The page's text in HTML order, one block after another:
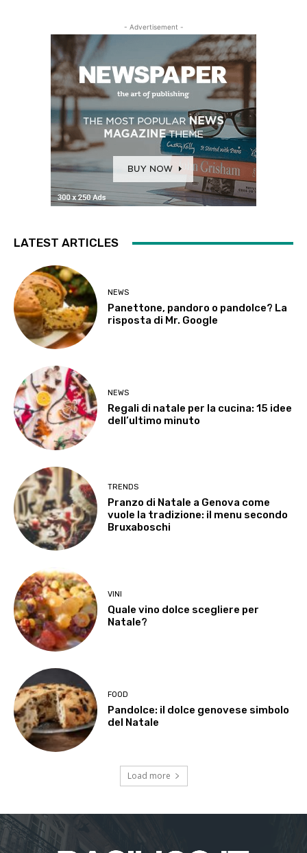
- Advertisement -
LATEST ARTICLES
NEWS
Panettone, pandoro o pandolce? La
risposta di Mr. Google
NEWS
Regali di natale per la cucina: 15 idee
dell’ultimo minuto
TRENDS
Pranzo di Natale a Genova come
vuole la tradizione: il menu secondo
Bruxaboschi
VINI
Quale vino dolce scegliere per
Natale?
FOOD
Pandolce: il dolce genovese simbolo
del Natale
Load more